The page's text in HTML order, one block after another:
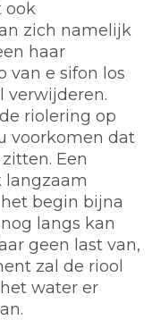
ook
zich namelijk
haar
van e sifon los
verwijderen.
riolering op
voorkomen dat
Een
begin bijna
langs kan
geen last van,
zal de riool
water er